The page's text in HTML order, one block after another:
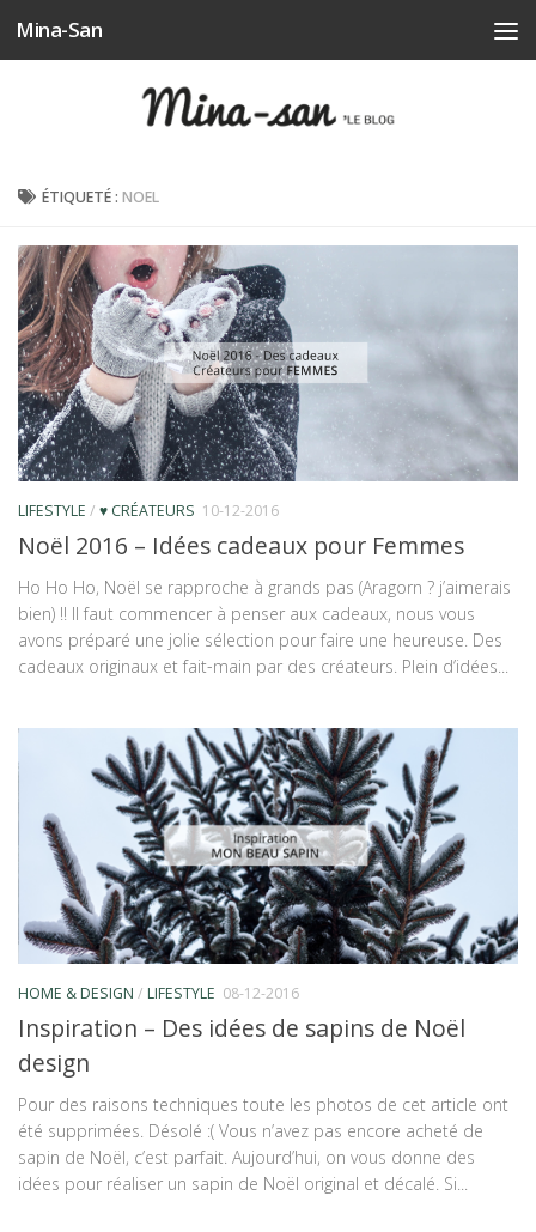
Skip to content
Mina-San
ÉTIQUETÉ :NOEL
LIFESTYLE / ♥ CRÉATEURS 10-12-2016
Noël 2016 – Idées cadeaux pour Femmes
Ho Ho Ho, Noël se rapproche à grands pas (Aragorn ? j’aimerais
bien) !! Il faut commencer à penser aux cadeaux, nous vous
avons préparé une jolie sélection pour faire une heureuse. Des
cadeaux originaux et fait-main par des créateurs. Plein d’idées...
HOME & DESIGN / LIFESTYLE 08-12-2016
Inspiration – Des idées de sapins de Noël
design
Pour des raisons techniques toute les photos de cet article ont
été supprimées. Désolé :( Vous n’avez pas encore acheté de
sapin de Noël, c’est parfait. Aujourd’hui, on vous donne des
idées pour réaliser un sapin de Noël original et décalé. Si...